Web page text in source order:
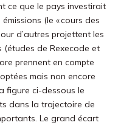
ce que le pays investirait
(le « cours des
d’autres projettent les
(études de Rexecode et
prennent en compte
mais non encore
figure ci-dessous le
dans la trajectoire de
Le grand écart